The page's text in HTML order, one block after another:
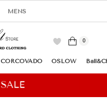
MENS
0
CORCOVADO OSLOW